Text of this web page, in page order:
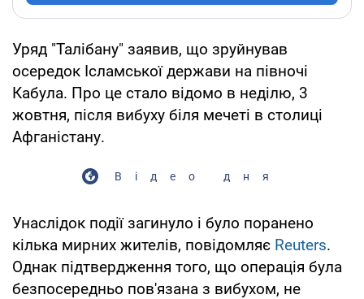
Уряд "Талібану" заявив, що зруйнував
осередок Ісламської держави на півночі
Кабула. Про це стало відомо в неділю, 3
жовтня, після вибуху біля мечеті в столиці
Афганістану.
Відео дня
Унаслідок події загинуло і було поранено
кілька мирних жителів, повідомляє Reuters.
Однак підтвердження того, що операція була
безпосередньо пов'язана з вибухом, не